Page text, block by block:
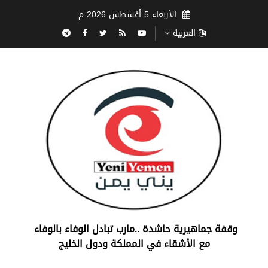
الأربعاء 5 أغسطس 2026 م
العربية
‏وقفة جماهيرية حاشدة ..مارب ‏تبادل الوفاء بالوفاء ‏
مع الأشقاء في المملكة ودول الخليج